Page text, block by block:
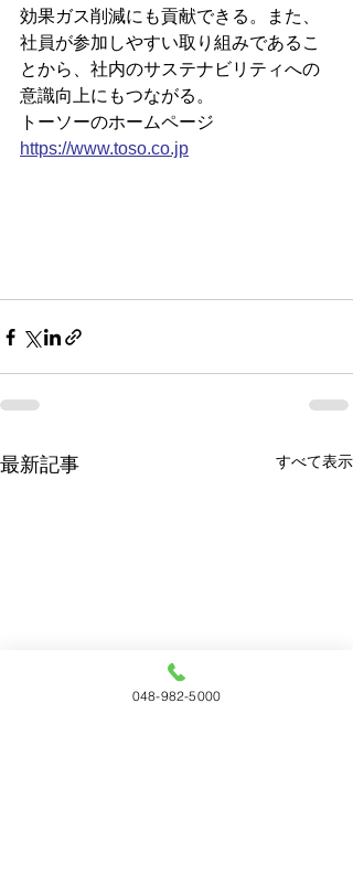
効果ガス削減にも貢献できる。また、
社員が参加しやすい取り組みであるこ
とから、社内のサステナビリティへの
意識向上にもつながる。
トーソーのホームページ
https://www.toso.co.jp
最新記事 すべて表示
048-982-5000